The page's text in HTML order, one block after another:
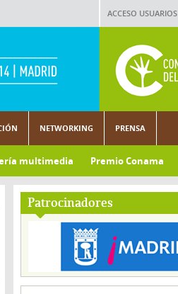
ACCESO USUARIOS
NETWORKING PRENSA
multimedia Premio Conama
Patrocinadores